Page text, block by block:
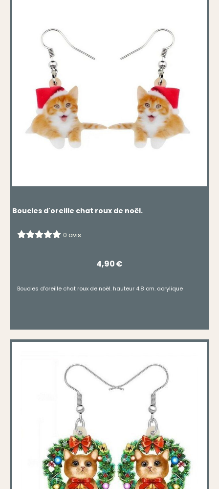
Boucles d'oreille chat roux de noël.
0 avis
4,90€
Boucles d'oreille chat roux de noël. hauteur 4.8 cm. acrylique